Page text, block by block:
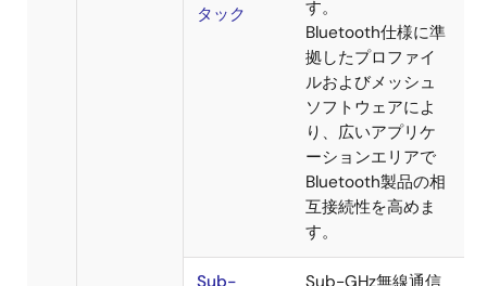
メモリドラ
ライバです。
RXマイコン内蔵の
USBインターフェー
スを使用したUSB通
信が可能なデバイ
スドライバです。
TFAT-Tiny
RXファミリ用オー
プンソースFATファ